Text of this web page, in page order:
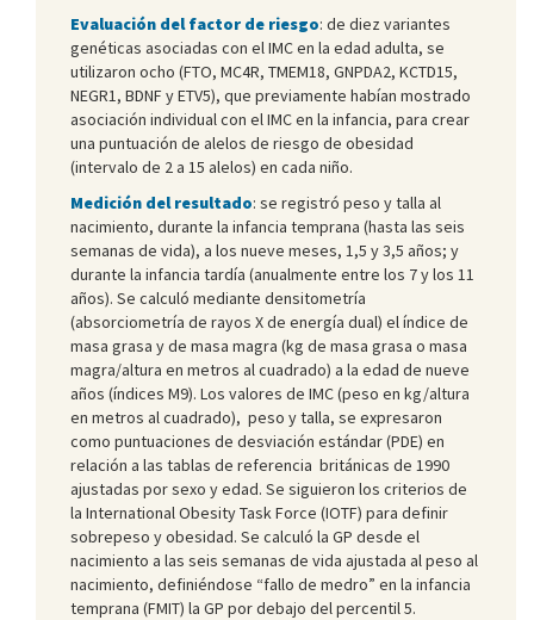
Evaluación del factor de riesgo: de diez variantes
genéticas asociadas con el IMC en la edad adulta, se
utilizaron ocho (FTO, MC4R, TMEM18, GNPDA2, KCTD15,
NEGR1, BDNF y ETV5), que previamente habían mostrado
asociación individual con el IMC en la infancia, para crear
una puntuación de alelos de riesgo de obesidad
(intervalo de 2 a 15 alelos) en cada niño.
Medición del resultado: se registró peso y talla al
nacimiento, durante la infancia temprana (hasta las seis
semanas de vida), a los nueve meses, 1,5 y 3,5 años; y
durante la infancia tardía (anualmente entre los 7 y los 11
años). Se calculó mediante densitometría
(absorciometría de rayos X de energía dual) el índice de
masa grasa y de masa magra (kg de masa grasa o masa
magra/altura en metros al cuadrado) a la edad de nueve
años (índices M9). Los valores de IMC (peso en kg/altura
en metros al cuadrado), peso y talla, se expresaron
como puntuaciones de desviación estándar (PDE) en
relación a las tablas de referencia británicas de 1990
ajustadas por sexo y edad. Se siguieron los criterios de
la International Obesity Task Force (IOTF) para definir
sobrepeso y obesidad. Se calculó la GP desde el
nacimiento a las seis semanas de vida ajustada al peso al
nacimiento, definiéndose “fallo de medro” en la infancia
temprana (FMIT) la GP por debajo del percentil 5.